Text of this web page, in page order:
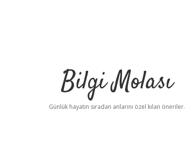
Bilgi Molası
Günlük hayatın sıradan anlarını özel kılan öneriler.